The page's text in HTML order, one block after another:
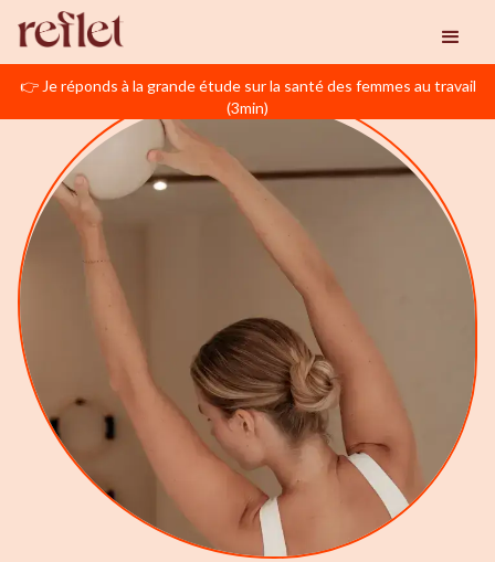
👉 Je réponds à la grande étude sur la santé des femmes au travail
(3min)